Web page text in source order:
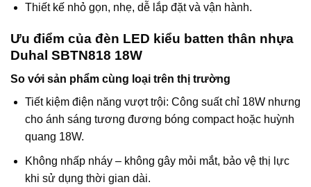
Thiết kế nhỏ gọn, nhẹ, dễ lắp đặt và vận hành.
Ưu điểm của đèn LED kiểu batten thân nhựa
Duhal SBTN818 18W
So với sản phẩm cùng loại trên thị trường
Tiết kiệm điện năng vượt trội: Công suất chỉ 18W nhưng
cho ánh sáng tương đương bóng compact hoặc huỳnh
quang 18W.
Không nhấp nháy – không gây mỏi mắt, bảo vệ thị lực
khi sử dụng thời gian dài.